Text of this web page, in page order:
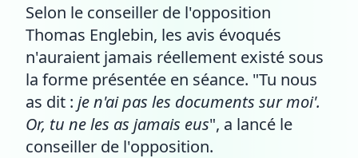
Selon le conseiller de l'opposition
Thomas Englebin, les avis évoqués
n'auraient jamais réellement existé sous
la forme présentée en séance. "Tu nous
as dit : je n'ai pas les documents sur moi'.
Or, tu ne les as jamais eus", a lancé le
conseiller de l'opposition.